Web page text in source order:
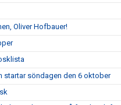
Oliver Hofbauer!
startar söndagen den 6 oktober